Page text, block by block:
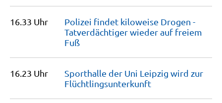
16.33 Uhr
Polizei findet kiloweise Drogen -
Tatverdächtiger wieder auf freiem
Fuß
16.23 Uhr
Sporthalle der Uni Leipzig wird zur
Flüchtlingsunterkunft